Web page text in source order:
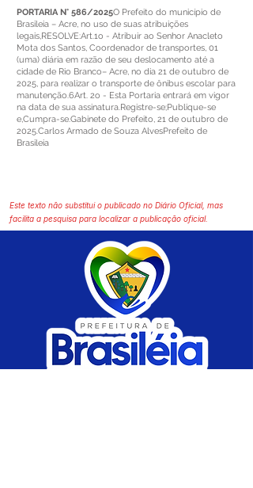
PORTARIA N° 586/2025O Prefeito do município de
Brasileia – Acre, no uso de suas atribuições
legais,RESOLVE:Art.1o - Atribuir ao Senhor Anacleto
Mota dos Santos, Coordenador de transportes, 01
(uma) diária em razão de seu deslocamento até a
cidade de Rio Branco– Acre, no dia 21 de outubro de
2025, para realizar o transporte de ônibus escolar para
manutenção.6Art. 2o - Esta Portaria entrará em vigor
na data de sua assinatura.Registre-se;Publique-se
e,Cumpra-se.Gabinete do Prefeito, 21 de outubro de
2025.Carlos Armado de Souza AlvesPrefeito de
Brasileia
Este texto não substitui o publicado no Diário Oficial, mas
facilita a pesquisa para localizar a publicação oficial.